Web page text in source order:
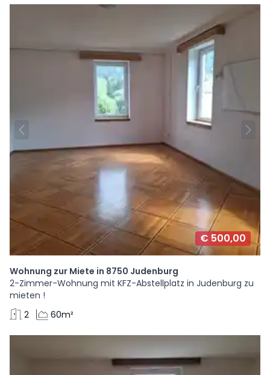
€ 500,00
Wohnung zur Miete in 8750 Judenburg
2-Zimmer-Wohnung mit KFZ-Abstellplatz in Judenburg zu
mieten !
2
60m²